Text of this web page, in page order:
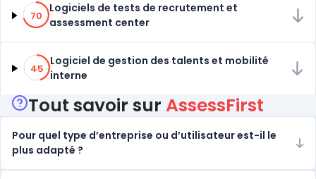
70% de compatibilité
70
Logiciels de tests de recrutement et
assessment center
45% de compatibilité
45
Logiciel de gestion des talents et mobilité
interne
Tout savoir sur AssessFirst
Pour quel type d’entreprise ou d’utilisateur est-il le
plus adapté ?